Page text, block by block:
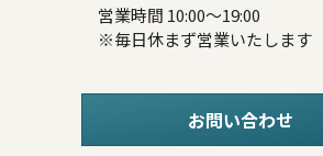
営業時間 10:00～19:00
※毎日休まず営業いたします
お問い合わせ